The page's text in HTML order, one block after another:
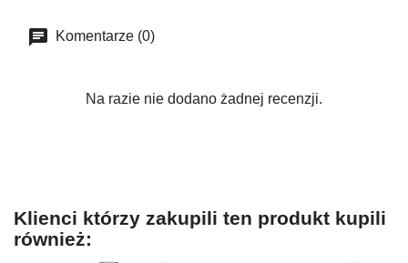
Komentarze (0)
Na razie nie dodano żadnej recenzji.
Klienci którzy zakupili ten produkt kupili
również: